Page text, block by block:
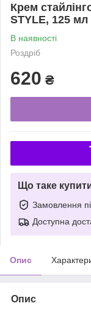
Крем
STYLE, 125 мл
В наявності
Роздріб
620 ₴
Що таке
Замовлення
Доступна
Опис
Опис